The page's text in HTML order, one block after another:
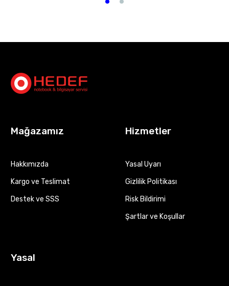
Mağazamız
Hakkımızda
Kargo ve Teslimat
Destek ve SSS
Hizmetler
Yasal Uyarı
Gizlilik Politikası
Risk Bildirimi
Şartlar ve Koşullar
Yasal